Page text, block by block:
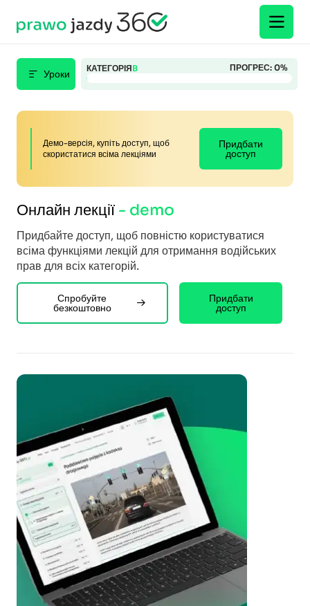
Уроки КАТЕГОРІЯB ПРОГРЕС: 0%
Демо-версія, купіть доступ, щоб
скористатися всіма лекціями
Придбати
доступ
Онлайн лекції - demo
Придбайте доступ, щоб повністю користуватися
всіма функціями лекцій для отримання водійських
прав для всіх категорій.
Спробуйте
безкоштовно
Придбати
доступ